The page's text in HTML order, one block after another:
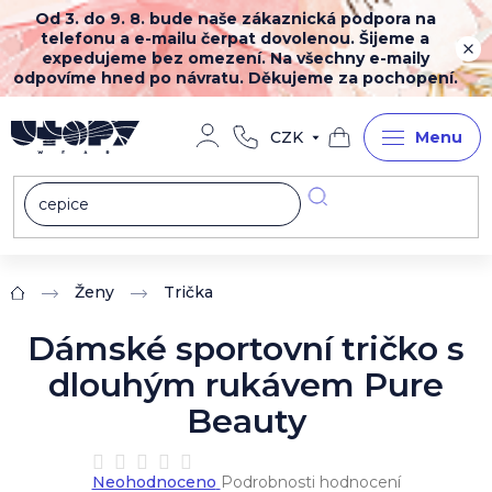
Přejít
na
obsah
Od 3. do 9. 8. bude naše zákaznická podpora na
telefonu a e-mailu čerpat dovolenou. Šijeme a
expedujeme bez omezení. Na všechny e-maily
odpovíme hned po návratu. Děkujeme za pochopení.
CZK
Nákupní
košík
Domů Ženy Trička
Dámské sportovní tričko s
dlouhým rukávem Pure
Beauty
Průměrné
Neohodnoceno Podrobnosti hodnocení